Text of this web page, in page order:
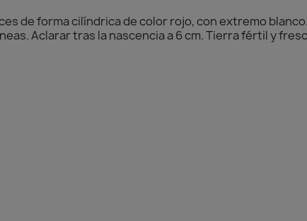
de forma cilíndrica de color rojo, con extremo
Aclarar tras la nascencia a 6 cm. Tierra fértil y